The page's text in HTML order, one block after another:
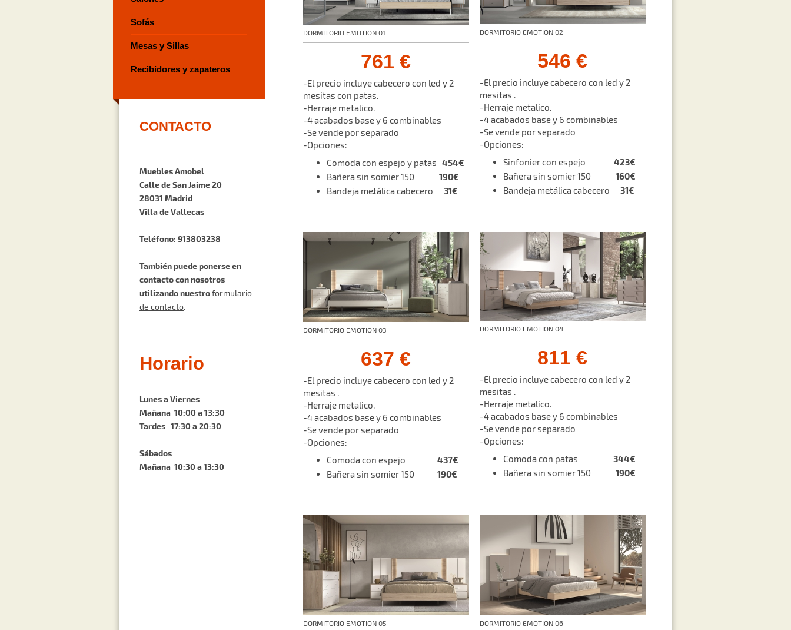
DORMITORIO EMOTION 01
761 €
-El precio incluye cabecero con led y 2
mesitas con patas.
-Herraje metalico.
-4 acabados base y 6 combinables
-Se vende por separado
-Opciones:
Comoda con espejo y patas 454€
Bañera sin somier 150 190€
Bandeja met´álica cabecero 31€
DORMITORIO EMOTION 02
546 €
-El precio incluye cabecero con led y 2
mesitas .
-Herraje metalico.
-4 acabados base y 6 combinables
-Se vende por separado
-Opciones:
Sinfonier con espejo 423€
Bañera sin somier 150 160€
Bandeja met´álica cabecero 31€
DORMITORIO EMOTION 03
637 €
-El precio incluye cabecero con led y 2
mesitas .
-Herraje metalico.
-4 acabados base y 6 combinables
-Se vende por separado
-Opciones:
Comoda con espejo
437€
Bañera sin somier 150 190€
DORMITORIO EMOTION 04
811 €
-El precio incluye cabecero con led y 2
mesitas .
-Herraje metalico.
-4 acabados base y 6 combinables
-Se vende por separado
-Opciones:
Comoda con patas 344€
Bañera sin somier 150 190€
DORMITORIO EMOTION 05 DORMITORIO EMOTION 06
Sofás
Mesas y Sillas
Recibidores y zapateros
CONTACTO
Muebles Amobel
Calle de San Jaime 20
28031 Madrid
Villa de Vallecas
Teléfono: 913803238
También puede ponerse en
contacto con nosotros
utilizando nuestroformulario
de contacto.
Horario
Lunes a Viernes
Mañana 10:00 a 13:30
Tardes 17:30 a 20:30
Sábados
Mañana 10:30 a 13:30